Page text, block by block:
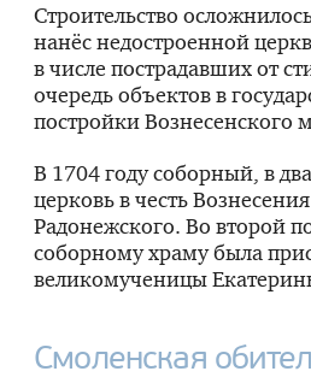
Строительство
нанёс недостроенной
в числе пострадавших от
очередь объектов в
постройки Вознесенского
В 1704 году соборный, в
церковь в честь
Радонежского. Во второй
соборному храму была
великомученицы
Смоленская